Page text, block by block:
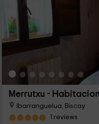
Merrutxu -
Ibarranguelua, Biscay
1 reviews